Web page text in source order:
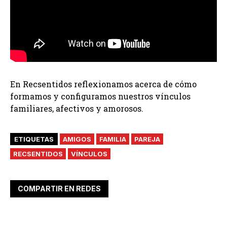
En Recsentidos reflexionamos acerca de cómo
formamos y configuramos nuestros vínculos
familiares, afectivos y amorosos.
ETIQUETAS AMIGOS FAMILIA
PAREJA
RECSENTIDOS
VÍNCULOS
COMPARTIR EN REDES